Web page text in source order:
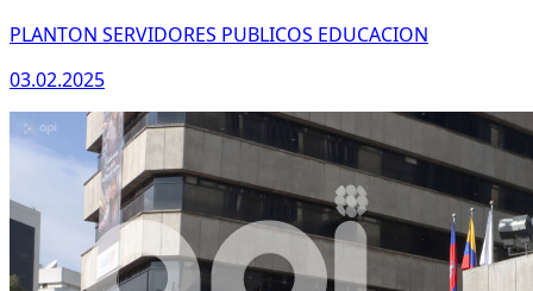
PLANTON SERVIDORES PUBLICOS EDUCACION
03.02.2025